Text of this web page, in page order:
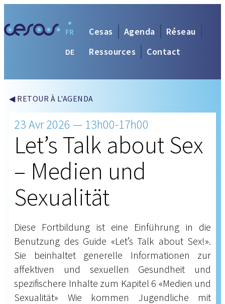
Cesas Agenda
Réseau
Ressources
Contact
FR
DE
◀ RETOUR À L'AGENDA
23 Avr 2026 — 13h00-17h00
Let’s Talk about Sex
– Medien und
Sexualität
Diese Fortbildung ist eine Einführung in die
Benutzung des Guide «Let’s Talk about Sex!».
Sie beinhaltet generelle Informationen zur
affektiven und sexuellen Gesundheit und
spezifischere Inhalte zum Kapitel 6 «Medien und
Sexualität» Wie kommen Jugendliche mit